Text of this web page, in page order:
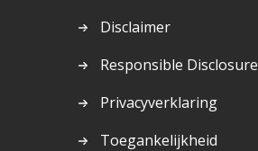
Disclaimer
Responsible Disclosure
Privacyverklaring
Toegankelijkheid